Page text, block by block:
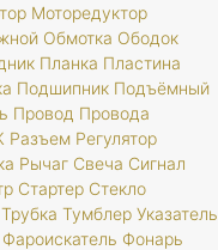
Моторедуктор
Обмотка Ободок
Планка Пластина
Подшипник Подъёмный
Провод Провода
Разъем Регулятор
Рычаг Свеча Сигнал
Стартер Стекло
Трубка Тумблер Указатель
Фароискатель Фонарь